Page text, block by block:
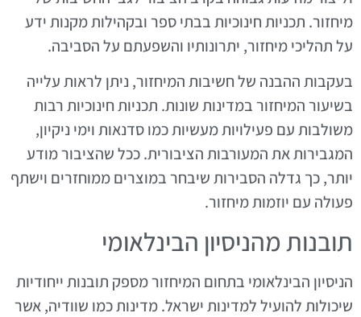
מיחזור. תכניות חינוכיות בבתי ספר ובקהילות מקנות ידע
על תהליכי מיחזור, יתרונותיו והשפעתם על הסביבה.
בעקבות ההבנה של חשיבות המיחזור, ניתן לראות עלייה
בשיעור המיחזור במדינות שונות. תכניות חינוכיות רבות
משולבות עם פעילויות מעשיות כמו סדנאות וימי ניקיון,
המגבירות את המעורבות הציבורית. ככל שהציבור מודע
יותר, כך גדלה הסבירות שיבחר במוצרים ממוחזרים וישתף
פעולה עם יוזמות מיחזור.
תובנות מהניסיון הבינלאומי
הניסיון הבינלאומי בתחום המיחזור מספק תובנות ייחודיות
שיכולות להועיל למדינות ישראל. מדינות כמו שוודיה, אשר